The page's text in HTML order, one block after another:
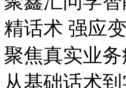
精话术 强应
聚焦真实业务
从基础话术到